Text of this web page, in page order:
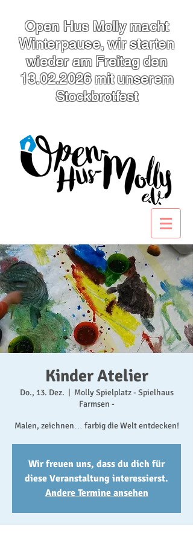
Open Hus Molly macht
Winterpause, wir starten
wieder am Freitag den
13.02.2026mit unserem
Stockbrotfest
Kinder Atelier
Do., 13. Dez.
Molly Spielplatz - Spielhaus
Farmsen -
Malen, zeichnen… farbig die Welt entdecken!
Wir freuen uns, dass du dich für
diese Veranstaltung interessierst.
Andere Termine ansehen